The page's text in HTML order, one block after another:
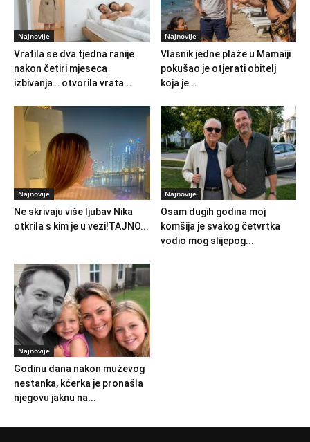
Najnovije
Vratila se dva tjedna ranije
nakon četiri mjeseca
izbivanja… otvorila vrata...
Najnovije
Vlasnik jedne plaže u Mamaiji
pokušao je otjerati obitelj
koja je...
Najnovije
Ne skrivaju više ljubav Nika
otkrila s kim je u vezi!TAJNO...
Najnovije
Osam dugih godina moj
komšija je svakog četvrtka
vodio mog slijepog...
Najnovije
Godinu dana nakon muževog
nestanka, kćerka je pronašla
njegovu jaknu na...